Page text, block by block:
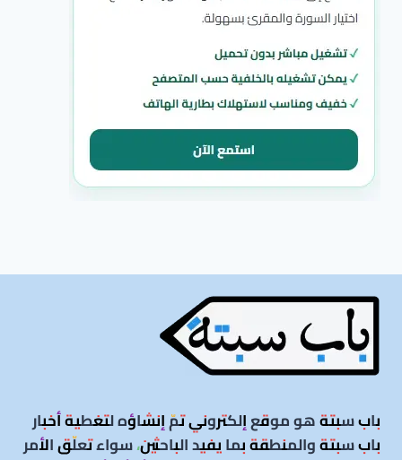
باب سبتة هو موقع إلكتروني تمّ إنشاؤه لتغطية أخبار
باب سبتة والمنطقة بما يفيد الباحثين، سواء تعلّق الأمر